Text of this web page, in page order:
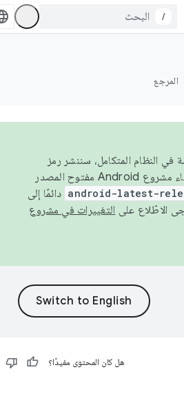
/
المرجع
في النظام المتكامل، سننشر رمز
المصدر في مشروع Android مفتوح المصدر (AOSP) في الربعَين الثاني والرابع. لبناء مشروع Android مفتوح المصدر
android-latest- دائمًا إلى
التغييرات في مشروع
هل كان المحتوى مفيدًا؟